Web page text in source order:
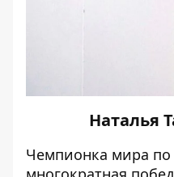
Наталья
Чемпионка мира по